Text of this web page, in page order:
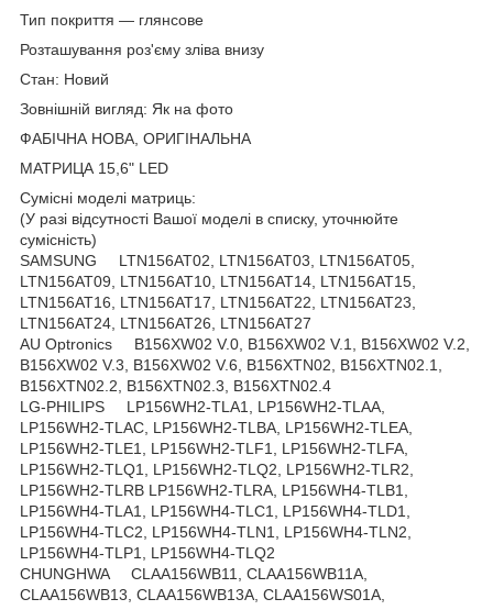
Тип покриття — глянсове
Розташування роз'єму зліва внизу
Стан: Новий
Зовнішній вигляд: Як на фото
ФАБІЧНА НОВА, ОРИГІНАЛЬНА
МАТРИЦА 15,6" LED
Сумісні моделі матриць:
(У разі відсутності Вашої моделі в списку, уточнюйте
сумісність)
SAMSUNG LTN156AT02, LTN156AT03, LTN156AT05,
LTN156AT09, LTN156AT10, LTN156AT14, LTN156AT15,
LTN156AT16, LTN156AT17, LTN156AT22, LTN156AT23,
LTN156AT24, LTN156AT26, LTN156AT27
AU Optronics B156XW02 V.0, B156XW02 V.1, B156XW02 V.2,
B156XW02 V.3, B156XW02 V.6, B156XTN02, B156XTN02.1,
B156XTN02.2, B156XTN02.3, B156XTN02.4
LG-PHILIPS LP156WH2-TLA1, LP156WH2-TLAA,
LP156WH2-TLAC, LP156WH2-TLBA, LP156WH2-TLEA,
LP156WH2-TLE1, LP156WH2-TLF1, LP156WH2-TLFA,
LP156WH2-TLQ1, LP156WH2-TLQ2, LP156WH2-TLR2,
LP156WH2-TLRB LP156WH2-TLRA, LP156WH4-TLB1,
LP156WH4-TLA1, LP156WH4-TLC1, LP156WH4-TLD1,
LP156WH4-TLC2, LP156WH4-TLN1, LP156WH4-TLN2,
LP156WH4-TLP1, LP156WH4-TLQ2
CHUNGHWA CLAA156WB11, CLAA156WB11A,
CLAA156WB13, CLAA156WB13A, CLAA156WS01A,